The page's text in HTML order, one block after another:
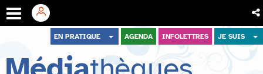
menu
contenu
recherche
EN PRATIQUE AGENDA INFOLETTRES JE SUIS